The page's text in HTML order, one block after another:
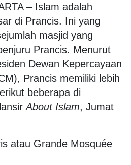
– Islam adalah
di Prancis. Ini yang
masjid yang
Prancis. Menurut
Dewan Kepercayaan
Prancis memiliki lebih
beberapa di
About Islam, Jumat
atau Grande Mosquée